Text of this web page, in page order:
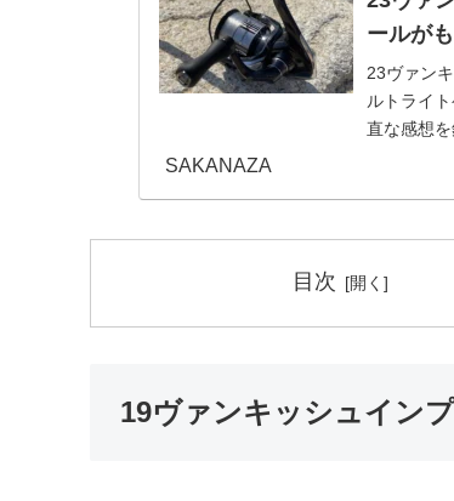
ールが
23ヴァン
ルトライ
直な感想
SAKANAZA
目次
19ヴァンキッシュイン